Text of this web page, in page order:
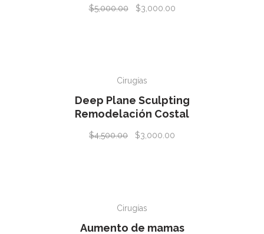
$5,000.00 $3,000.00
Cirugías
Deep Plane Sculpting
Remodelación Costal
$4,500.00 $3,000.00
Cirugías
Aumento de mamas